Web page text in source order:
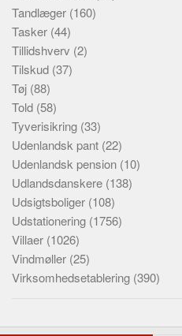
Tandlæger (160)
Tasker (44)
Tillidshverv (2)
Tilskud (37)
Tøj (88)
Told (58)
Tyverisikring (33)
Udenlandsk pant (22)
Udenlandsk pension (10)
Udlandsdanskere (138)
Udsigtsboliger (108)
Udstationering (1756)
Villaer (1026)
Vindmøller (25)
Virksomhedsetablering (390)